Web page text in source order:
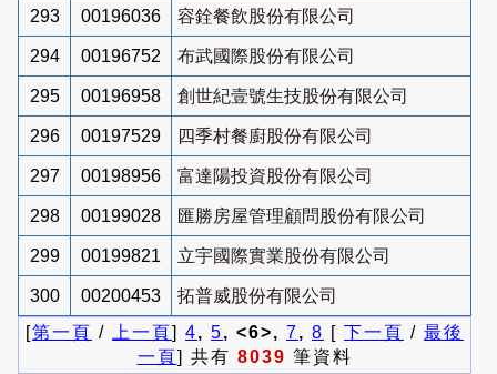
293 00196036 容銓餐飲股份有限公司
294 00196752 布武國際股份有限公司
295 00196958 創世紀壹號生技股份有限公司
296 00197529 四季村餐廚股份有限公司
297 00198956 富達陽投資股份有限公司
298 00199028 匯勝房屋管理顧問股份有限公司
299 00199821 立宇國際實業股份有限公司
300 00200453
拓普威股份有限公司
[第一頁 / 上一頁] 4, 5, <6>, 7, 8 [ 下一頁 / 最後
一頁] 共有 8039 筆資料